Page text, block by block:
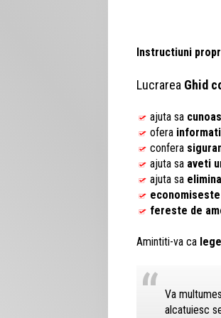
Instructiuni
Lucrarea Ghid
ajuta sa
ofera
confera
ajuta sa aveti
ajuta sa
fereste de
Amintiti-va ca
“ Va
alcatuiesc